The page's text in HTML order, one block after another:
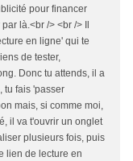
pour financer
là.<br /> <br /> Il
en ligne' qui te
de tester,
Donc tu attends, il a
tu fais 'passer
mais, si comme moi,
il va t'ouvrir un onglet
plusieurs fois, puis
lien de lecture en